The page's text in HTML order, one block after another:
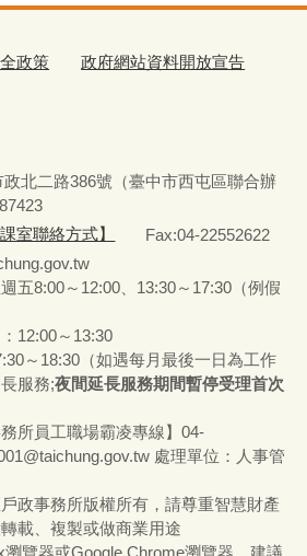
政策 政府網站資料開放宣告
北二路386號（臺中市西屯區聯合辦
課室聯絡方式】
Fax:04-22552622
五8:00～12:00、13:30～17:30（例假
12:00～13:30
～18:30（如遇每月最後一日為工作
服務;夜間延長服務期間暫停受理首次
所員工職場霸凌專線】04-
處理單位：人事管
政事務所版權所有，請尊重智慧財產
載、複製或做商業用途
覽器或Google Chrome瀏覽器，建議